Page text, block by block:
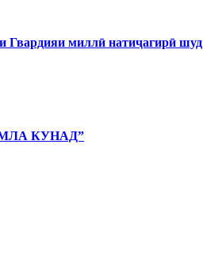
Гвардияи миллӣ натиҷагирӣ шуд
КУНАД”